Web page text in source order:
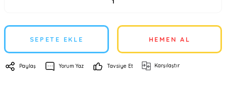
SEPETE EKLE HEMEN AL
Paylaş Yorum Yaz Tavsiye Et Karşılaştır